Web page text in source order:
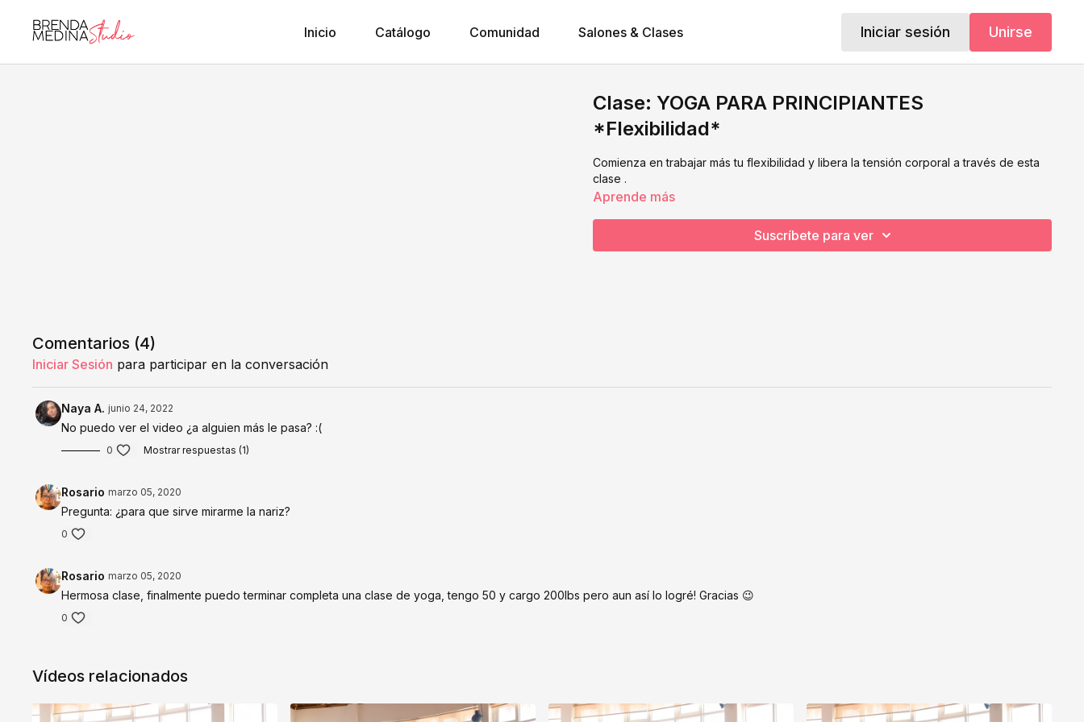
Inicio Catálogo Comunidad Salones & Clases Iniciar sesión Unirse
Clase: YOGA PARA PRINCIPIANTES
*Flexibilidad*
Comienza en trabajar más tu flexibilidad y libera la tensión corporal a través de esta
clase .
Aprende más
Suscríbete para ver
Comentarios (4)
Iniciar Sesión para participar en la conversación
Naya A. junio 24, 2022
No puedo ver el video ¿a alguien más le pasa? :(
0 Mostrar respuestas (1)
Rosario marzo 05, 2020
Pregunta: ¿para que sirve mirarme la nariz?
0
Rosario marzo 05, 2020
Hermosa clase, finalmente puedo terminar completa una clase de yoga, tengo 50 y cargo 200lbs pero aun así lo logré! Gracias 😉
0
Vídeos relacionados